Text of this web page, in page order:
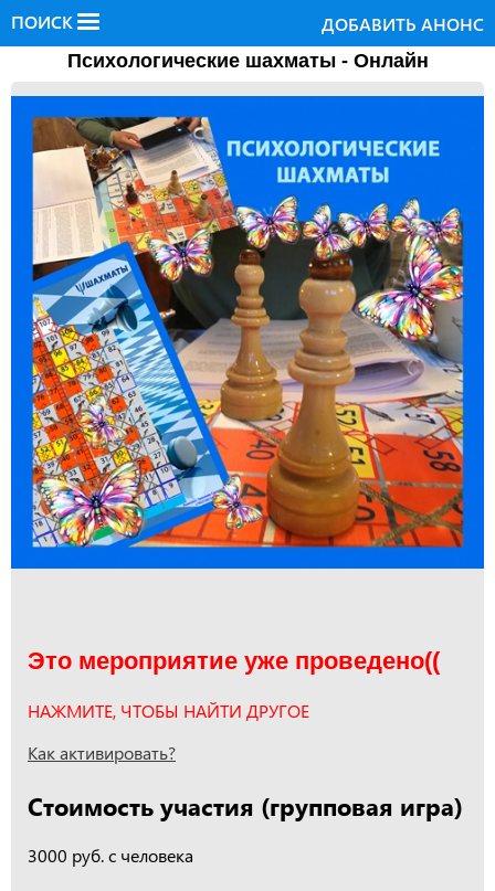
ПОИСК ДОБАВИТЬ АНОНС
Психологические шахматы - Онлайн
Это мероприятие уже проведено((
НАЖМИТЕ, ЧТОБЫ НАЙТИ ДРУГОЕ
Как активировать?
Стоимость участия (групповая игра)
3000 руб. с человека